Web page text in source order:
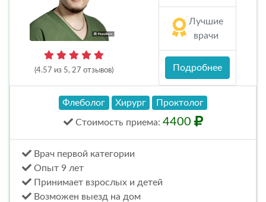
(4.57 из 5, 27 отзывов)
Лучшие
врачи
Подробнее
Флеболог Хирург Проктолог
Стоимость приема: 4400
Врач первой категории
Опыт 9 лет
Принимает взрослых и детей
Возможен выезд на дом